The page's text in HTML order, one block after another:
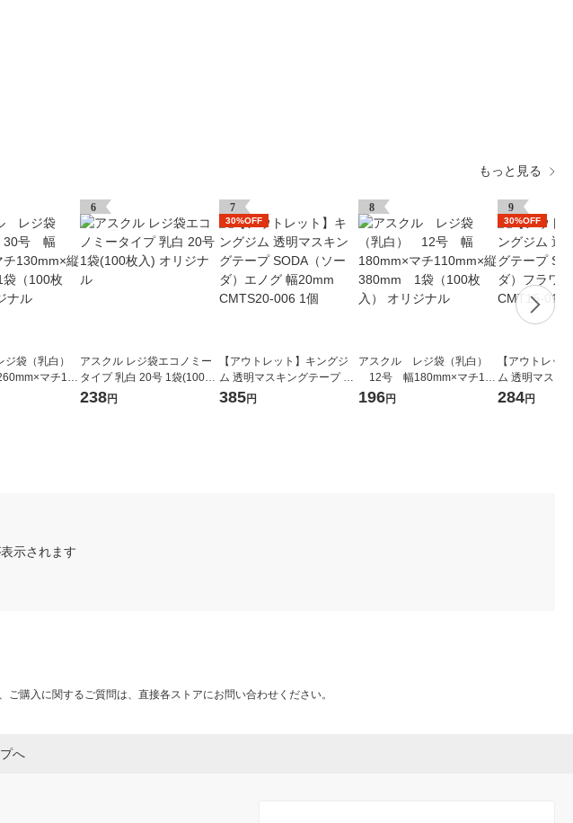
もっと見る
袋（乳白）
マチ130
1袋（100
6
アスクル レジ袋エコノミー
タイプ 乳白 20号 1袋(100枚
入) オリジナル
238円
7
30%OFF
【アウトレット】キングジ
ム 透明マスキングテープ SO
DA（ソーダ）エノグ 幅20m
385円
8
アスクル レジ袋（乳白）
12号 幅180mm×マチ110
mm×縦380mm 1袋（100
196円
9
30%OFF
【アウトレッ
ム 透明マスキ
DA（ソーダ）
284円
示されます
購入に関するご質問は、直接各ストアにお問い合わせください。
へ